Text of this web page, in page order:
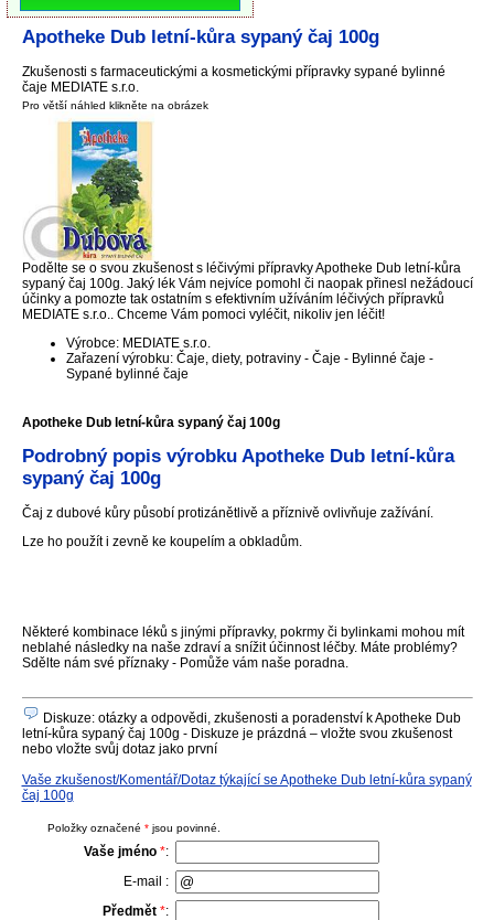
Apotheke Dub letní-kůra sypaný čaj 100g
Zkušenosti s farmaceutickými a kosmetickými přípravky sypané bylinné
čaje MEDIATE s.r.o.
Pro větší náhled klikněte na obrázek
Podělte se o svou zkušenost s léčivými přípravky Apotheke Dub letní-kůra
sypaný čaj 100g. Jaký lék Vám nejvíce pomohl či naopak přinesl nežádoucí
účinky a pomozte tak ostatním s efektivním užíváním léčivých přípravků
MEDIATE s.r.o.. Chceme Vám pomoci vyléčit, nikoliv jen léčit!
Výrobce: MEDIATE s.r.o.
Zařazení výrobku: Čaje, diety, potraviny - Čaje - Bylinné čaje -
Sypané bylinné čaje
Apotheke Dub letní-kůra sypaný čaj 100g
Podrobný popis výrobku Apotheke Dub letní-kůra
sypaný čaj 100g
Čaj z dubové kůry působí protizánětlivě a příznivě ovlivňuje zažívání.
Lze ho použít i zevně ke koupelím a obkladům.
Některé kombinace léků s jinými přípravky, pokrmy či bylinkami mohou mít
neblahé následky na naše zdraví a snížit účinnost léčby. Máte problémy?
Sdělte nám své příznaky - Pomůže vám naše poradna.
Diskuze: otázky a odpovědi, zkušenosti a poradenství k Apotheke Dub
letní-kůra sypaný čaj 100g - Diskuze je prázdná – vložte svou zkušenost
nebo vložte svůj dotaz jako první
Vaše zkušenost/Komentář/Dotaz týkající se Apotheke Dub letní-kůra sypaný
čaj 100g
Položky označené * jsou povinné.
Vaše jméno *:
E-mail :
Předmět *: